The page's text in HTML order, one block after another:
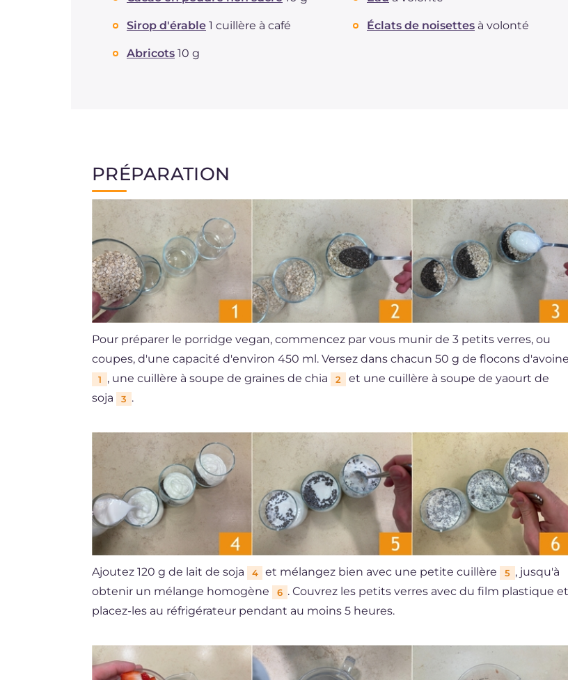
Sirop d'érable 1 cuillère à café Éclats de noisettes à volonté
Abricots 10 g
PRÉPARATION
Pour préparer le porridge vegan, commencez par vous munir de 3 petits verres, ou
coupes, d'une capacité d'environ 450 ml. Versez dans chacun 50 g de flocons d'avoine
1 , une cuillère à soupe de graines de chia 2
et une cuillère à soupe de yaourt de
soja
3 .
Ajoutez 120 g de lait de soja 4 et mélangez bien avec une petite cuillère 5 , jusqu'à
obtenir un mélange homogène
6 . Couvrez les petits verres avec du film plastique et
placez-les au réfrigérateur pendant au moins 5 heures.